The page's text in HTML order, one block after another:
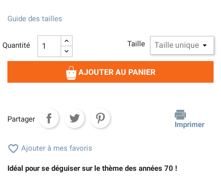
Taille
Guide des tailles
Quantité
AJOUTER AU PANIER
Partager
Imprimer
 Ajouter à mes favoris
Idéal pour se déguiser sur le thème des années 70 !